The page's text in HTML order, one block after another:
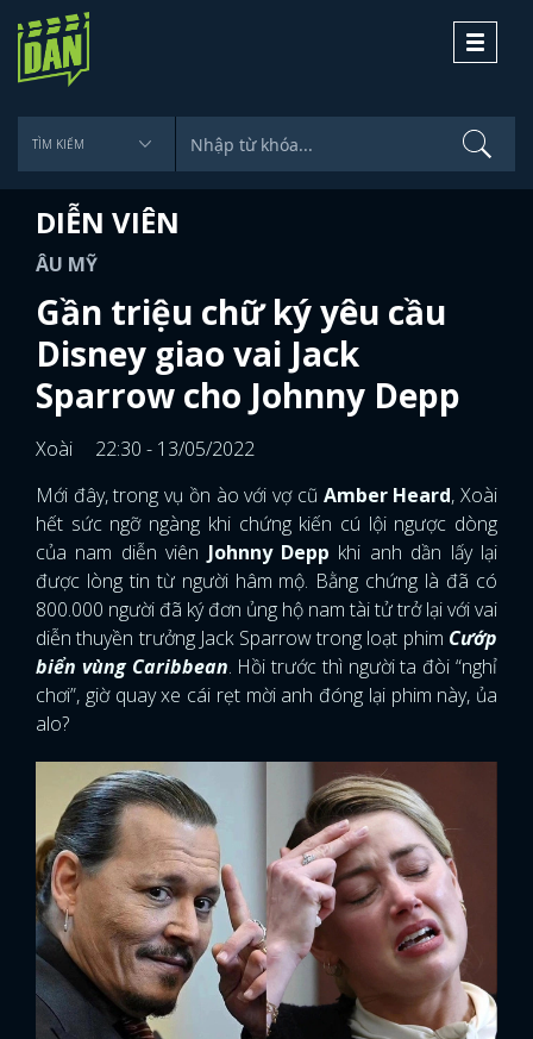
Toggle
DIỄN VIÊN
ÂU MỸ
Gần triệu chữ ký yêu cầu
Disney giao vai Jack
Sparrow cho Johnny Depp
Xoài
22:30 - 13/05/2022
Mới đây, trong vụ ồn ào với vợ cũ Amber Heard, Xoài
hết sức ngỡ ngàng khi chứng kiến cú lội ngược dòng
của nam diễn viên Johnny Depp khi anh dần lấy lại
được lòng tin từ người hâm mộ. Bằng chứng là đã có
800.000 người đã ký đơn ủng hộ nam tài tử trở lại với vai
diễn thuyền trưởng Jack Sparrow trong loạt phim Cướp
biển vùng Caribbean. Hồi trước thì người ta đòi “nghỉ
chơi”, giờ quay xe cái rẹt mời anh đóng lại phim này, ủa
alo?